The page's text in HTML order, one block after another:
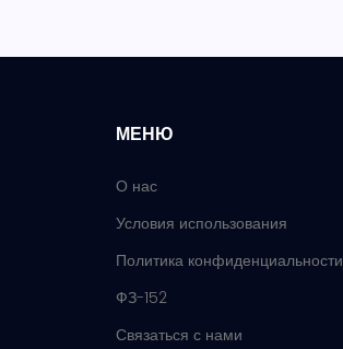
МЕНЮ
О нас
Условия использования
Политика конфиденциальности
ФЗ-152
Связаться с нами